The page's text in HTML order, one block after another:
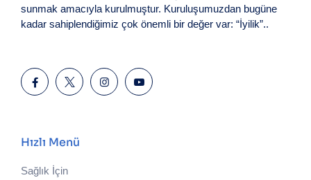
sunmak amacıyla kurulmuştur. Kuruluşumuzdan bugüne
kadar sahiplendiğimiz çok önemli bir değer var: “İyilik”..
Hızlı Menü
Sağlık İçin